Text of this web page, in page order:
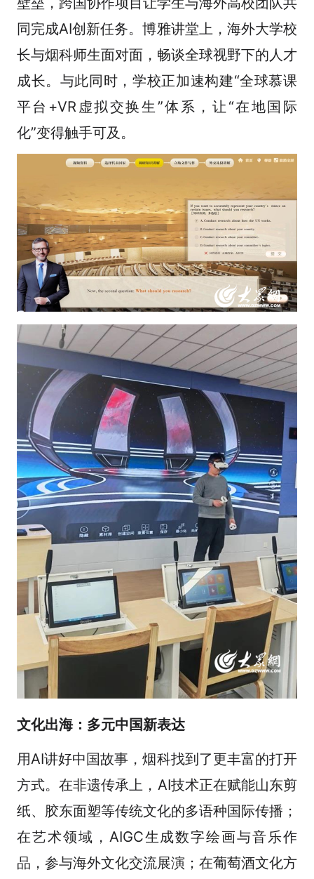
同完成AI创新任务。博雅讲堂上，海外大学校
长与烟科师生面对面，畅谈全球视野下的人才
成长。与此同时，学校正加速构建“全球慕课
平台+VR虚拟交换生”体系，让“在地国际
化”变得触手可及。
文化出海：多元中国新表达
用AI讲好中国故事，烟科找到了更丰富的打开
方式。在非遗传承上，AI技术正在赋能山东剪
纸、胶东面塑等传统文化的多语种国际传播；
在艺术领域，AIGC生成数字绘画与音乐作
品，参与海外文化交流展演；在葡萄酒文化方